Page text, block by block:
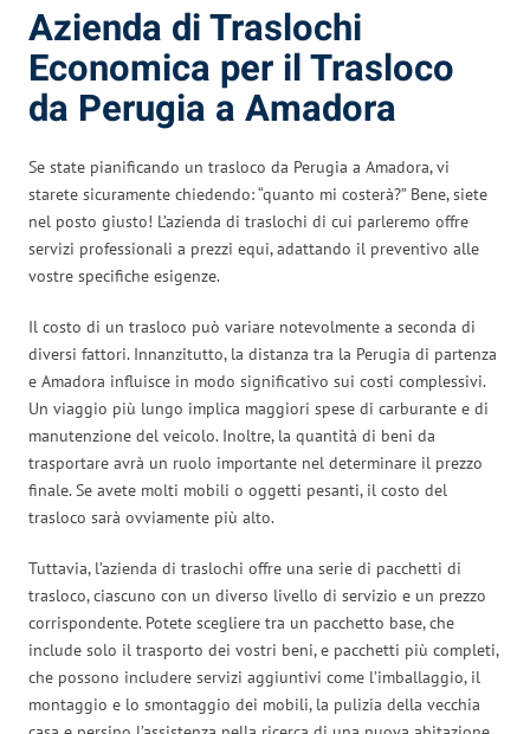
Azienda di Traslochi
Economica per il Trasloco
da Perugia a Amadora
Se state pianificando un trasloco da Perugia a Amadora, vi
starete sicuramente chiedendo: “quanto mi costerà?” Bene, siete
nel posto giusto! L’azienda di traslochi di cui parleremo offre
servizi professionali a prezzi equi, adattando il preventivo alle
vostre specifiche esigenze.
Il costo di un trasloco può variare notevolmente a seconda di
diversi fattori. Innanzitutto, la distanza tra la Perugia di partenza
e Amadora influisce in modo significativo sui costi complessivi.
Un viaggio più lungo implica maggiori spese di carburante e di
manutenzione del veicolo. Inoltre, la quantità di beni da
trasportare avrà un ruolo importante nel determinare il prezzo
finale. Se avete molti mobili o oggetti pesanti, il costo del
trasloco sarà ovviamente più alto.
Tuttavia, l’azienda di traslochi offre una serie di pacchetti di
trasloco, ciascuno con un diverso livello di servizio e un prezzo
corrispondente. Potete scegliere tra un pacchetto base, che
include solo il trasporto dei vostri beni, e pacchetti più completi,
che possono includere servizi aggiuntivi come l’imballaggio, il
montaggio e lo smontaggio dei mobili, la pulizia della vecchia